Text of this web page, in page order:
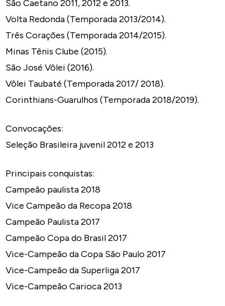
São Caetano 2011, 2012 e 2013.
Volta Redonda (Temporada 2013/2014).
Três Corações (Temporada 2014/2015).
Minas Tênis Clube (2015).
São José Vôlei (2016).
Vôlei Taubaté (Temporada 2017/ 2018).
Corinthians-Guarulhos (Temporada 2018/2019).
Convocações:
Seleção Brasileira juvenil 2012 e 2013
Principais conquistas:
Campeão paulista 2018
Vice Campeão da Recopa 2018
Campeão Paulista 2017
Campeão Copa do Brasil 2017
Vice-Campeão da Copa São Paulo 2017
Vice-Campeão da Superliga 2017
Vice-Campeão Carioca 2013